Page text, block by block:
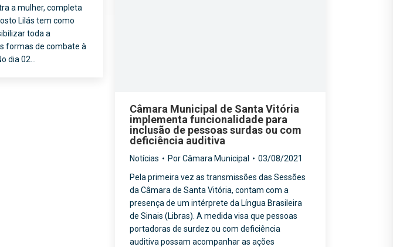
a mulher, completa
Lilás tem como
toda a
formas de combate à
dia 02…
Câmara Municipal de Santa Vitória
implementa funcionalidade para
inclusão de pessoas surdas ou com
deficiência auditiva
Notícias PorCâmara Municipal
03/08/2021
Pela primeira vez as transmissões das Sessões
da Câmara de Santa Vitória, contam com a
presença de um intérprete da Língua Brasileira
de Sinais (Libras). A medida visa que pessoas
portadoras de surdez ou com deficiência
auditiva possam acompanhar as ações